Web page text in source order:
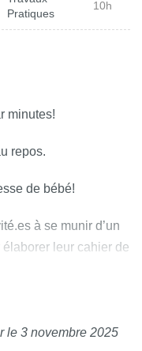
d’action motrices
proposés.
Pratiques
10h
minutes!
repos.
de bébé!
à se munir d’un
élaborer leur cahier de
des TP. Se
le 3 novembre 2025